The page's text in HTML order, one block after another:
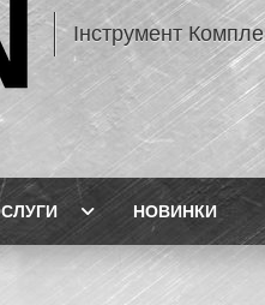
Інструмент
НОВИНКИ